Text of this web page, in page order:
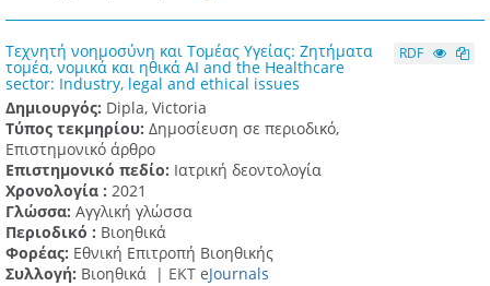
Τεχνητή νοημοσύνη και Τομέας Υγείας: Ζητήματα
τομέα, νομικά και ηθικά AI and the Healthcare
sector: Industry, legal and ethical issues
Δημιουργός: Dipla, Victoria
Τύπος τεκμηρίου: Δημοσίευση σε περιοδικό,
Επιστημονικό άρθρο
Επιστημονικό πεδίο: Ιατρική δεοντολογία
Χρονολογία : 2021
Γλώσσα: Αγγλική γλώσσα
Περιοδικό : Βιοηθικά
Φορέας: Εθνική Επιτροπή Βιοηθικής
Συλλογή: Βιοηθικά | ΕΚΤ eJournals
RDF